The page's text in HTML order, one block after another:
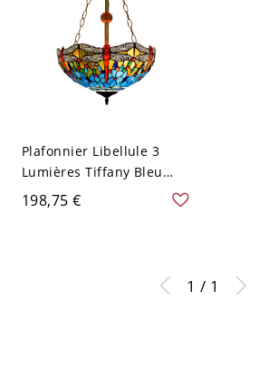
Plafonnier Libellule 3
Lumières Tiffany Bleu
Verre Découpé pour
Chambre avec Abat-jour
198,75 €
1 / 1